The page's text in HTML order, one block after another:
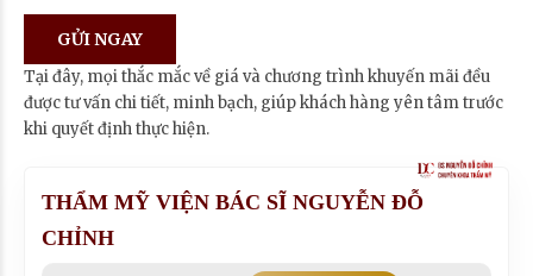
Tại đây, mọi thắc mắc về giá và chương trình khuyến mãi đều
được tư vấn chi tiết, minh bạch, giúp khách hàng yên tâm trước
khi quyết định thực hiện.
THẨM MỸ VIỆN BÁC SĨ NGUYỄN ĐỖ
CHỈNH